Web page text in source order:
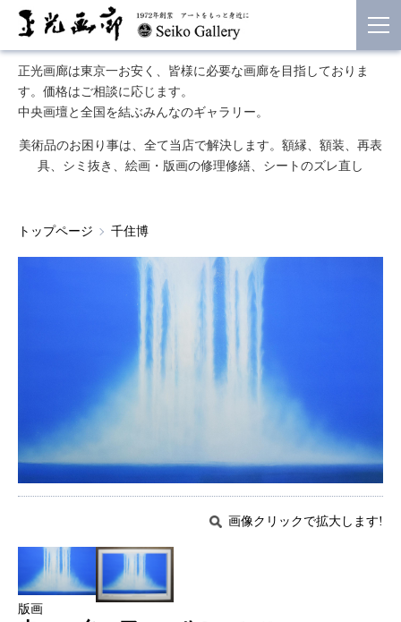
正光画廊は東京一お安く、皆様に必要な画廊を目指しておりま
す。価格はご相談に応じます。
中央画壇と全国を結ぶみんなのギャラリー。
美術品のお困り事は、全て当店で解決します。額縁、額装、再表
具、シミ抜き、絵画・版画の修理修繕、シートのズレ直し
トップページ 千住博
画像クリックで拡大します!
版画